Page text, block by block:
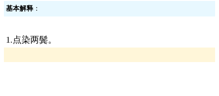
基本解释 ：
1.点染两鬓。